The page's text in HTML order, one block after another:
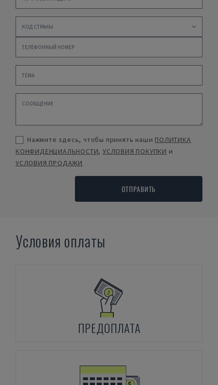
Нажмите здесь, чтобы принять наши ПОЛИТИКА
КОНФИДЕНЦИАЛЬНОСТИ,УСЛОВИЯ ПОКУПКИ и
УСЛОВИЯ ПРОДАЖИ
ОТПРАВИТЬ
Условия оплаты
ПРЕДОПЛАТА